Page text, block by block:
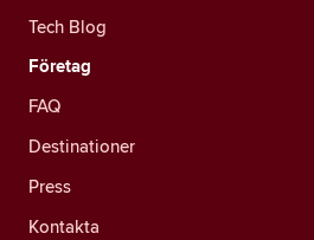
Tech Blog
Företag
FAQ
Destinationer
Press
Kontakta